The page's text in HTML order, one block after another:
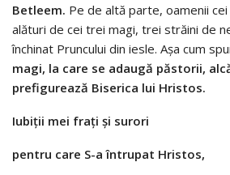
Betleem. Pe de altă parte, oamenii
alături de cei trei magi, trei străini de
închinat Pruncului din iesle. Așa cum
magi, la care se adaugă păstorii,
prefigurează Biserica lui Hristos.
Iubiții mei frați și surori
pentru care S-aîntrupat Hristos,